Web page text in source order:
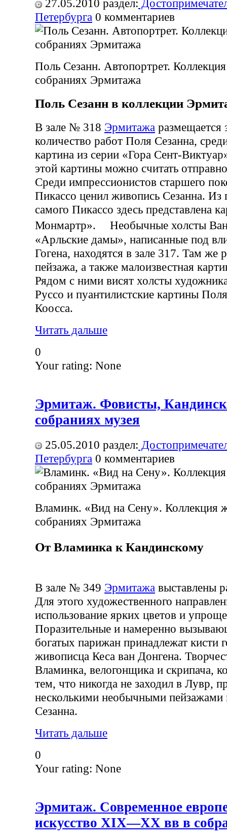
27.05.2010 раздел:
Петербурга 0 комментариев
Поль Сезанн. Автопортрет.
собраниях Эрмитажа
Поль Сезанн в коллекции
В зале № 318 Эрмитажа размещается
количество работ Поля Сезанна,
картина из серии «Гора Сент-
этой картины можно считать
Среди импрессионистов старшего
Пикассо ценил живопись Сезанна. Из
самого Пикассо здесь представлена
Монмартр». Необычные холсты Ван
«Арльские дамы», написанные под
Гогена, находятся в зале 317. Там же
пейзажа, а также малоизвестная
Рядом с ними висят холсты
Руссо и пуантилистские картины
Коосса.
Читать дальше
0
Your rating: None
Эрмитаж. Фовисты,
собраниях музея
25.05.2010 раздел:
Петербурга 0 комментариев
Вламинк. «Вид на Сену». Коллекция
собраниях Эрмитажа
От Вламинка к Кандинскому
В зале № 349 Эрмитажа выставлены
Для этого художественного
использование ярких цветов и
Поразительные и намеренно
богатых парижан принадлежат кисти
живописца Кеса ван Донгена.
Вламинка, велогонщика и скрипача,
тем, что никогда не заходил в Лувр,
несколькими необычными пейзажами
Сезанна.
Читать дальше
0
Your rating: None
Эрмитаж. Современное
искусство XIX—XX вв в